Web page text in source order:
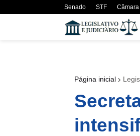
Senado STF
Página inicial